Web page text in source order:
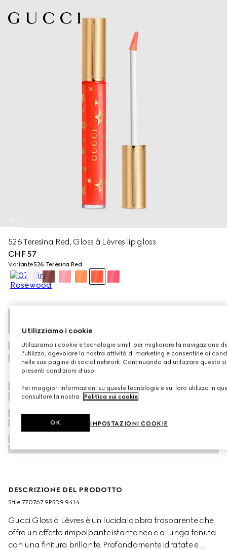
526 Teresina Red, Gloss à Lèvres lip gloss
CHF 57
Variante526 Teresina Red
DESCRIZIONE DEL PRODOTTO
Stile ‎770767 9PRD9 9414
Gucci Gloss à Lèvres è un lucidalabbra trasparente che
offre un effetto rimpolpante istantaneo e a lunga tenuta
con una finitura brillante. Profondamente idratate e
Utilizziamo i cookie
Utilizziamo i cookie e tecnologie simili per migliorare la navigazione
l'utilizzo, agevolare la nostra attività di marketing e consentirle di
nelle sue pagine di social network. Continuando ad utilizzare questo
presenti condizioni d'uso.
Per maggiori informazioni su queste tecnologie e sul loro utilizzo in
consultare la nostra
Politica sui cookie.
IMPOSTAZIONI COOKIE
OK